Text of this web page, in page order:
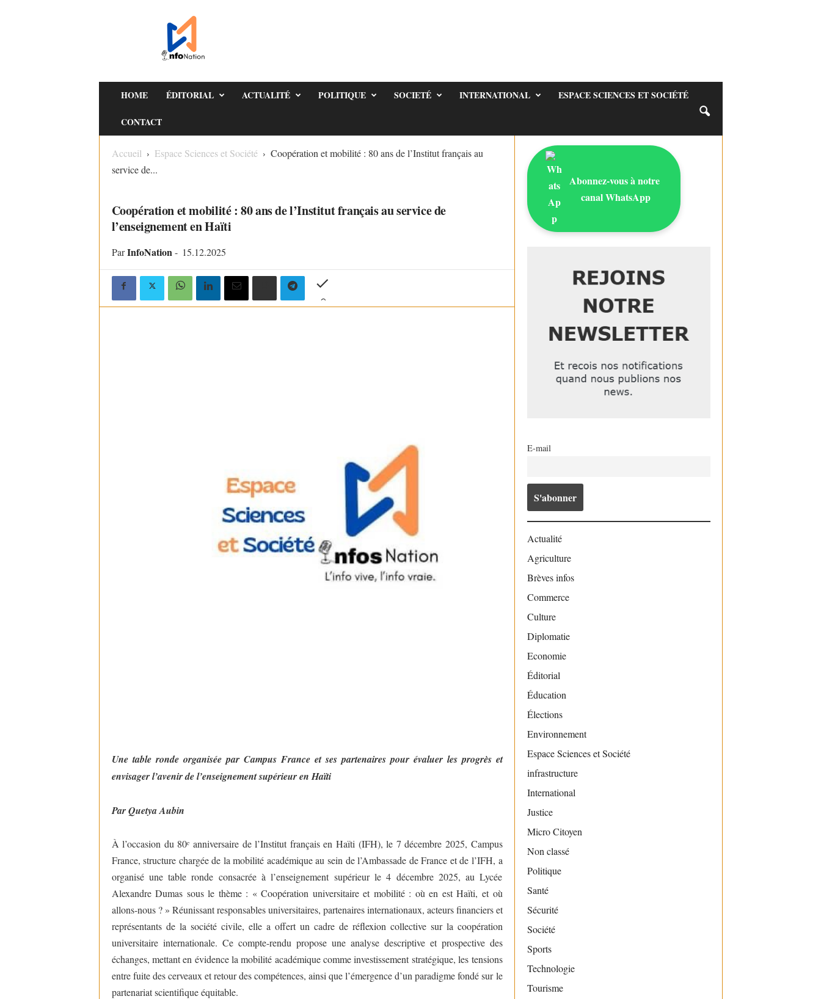
HOME ÉDITORIAL ACTUALITÉ POLITIQUE SOCIETÉ INTERNATIONAL ESPACE SCIENCES ET SOCIÉTÉ
CONTACT
Accueil Espace Sciences et Société
Coopération et mobilité : 80 ans de l’Institut français au
service de...
Coopération et mobilité : 80 ans de l’Institut français au service de
l’enseignement en Haïti
Par InfoNation - 15.12.2025
Une table ronde organisée par Campus France et ses partenaires pour évaluer les progrès et
envisager l’avenir de l’enseignement supérieur en Haïti
Par Quetya Aubin
À l’occasion du 80ᵉ anniversaire de l’Institut français en Haïti (IFH), le 7 décembre 2025, Campus
France, structure chargée de la mobilité académique au sein de l’Ambassade de France et de l’IFH, a
organisé une table ronde consacrée à l’enseignement supérieur le 4 décembre 2025, au Lycée
Alexandre Dumas sous le thème : « Coopération universitaire et mobilité : où en est Haïti, et où
allons-nous ? » Réunissant responsables universitaires, partenaires internationaux, acteurs financiers et
représentants de la société civile, elle a offert un cadre de réflexion collective sur la coopération
universitaire internationale. Ce compte-rendu propose une analyse descriptive et prospective des
échanges, mettant en évidence la mobilité académique comme investissement stratégique, les tensions
entre fuite des cerveaux et retour des compétences, ainsi que l’émergence d’un paradigme fondé sur le
partenariat scientifique équitable.
Abonnez-vous à notre
canal WhatsApp
E-mail
Actualité
Agriculture
Brèves infos
Commerce
Culture
Diplomatie
Economie
Éditorial
Éducation
Élections
Environnement
Espace Sciences et Société
infrastructure
International
Justice
Micro Citoyen
Non classé
Politique
Santé
Sécurité
Société
Sports
Technologie
Tourisme